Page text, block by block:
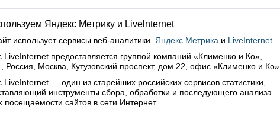
приятная новость. В этом году СПК колхоз «Липки»
новый зерноуборочный комбайн.
Нина Юренская
Яндекс Метрику и Livelnternet
использует сервисы веб-аналитики Яндекс Метрика и LiveInternet
LiveInternet предоставляется группой компаний «Клименко и Ко»,
Россия, Москва, Кутузовский проспект, дом 22, офис «Клименко и Ко».
LiveInternet — один из старейших российских сервисов статистики,
инструменты сбора, обработки и последующего анализа
посещаемости сайтов в сети Интернет.